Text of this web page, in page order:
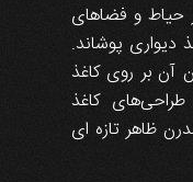
حیاط و فضاهای
دیواری پوشاند.
آن بر روی کاغذ
طراحی‌های کاغذ
ظاهر تازه‌ ای